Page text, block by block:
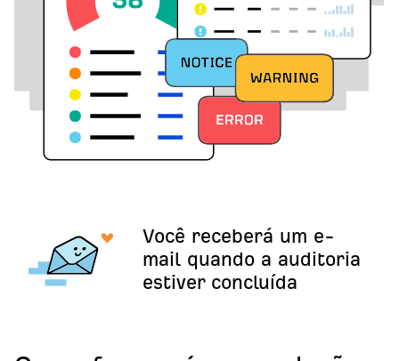
Você receberá um e-
mail quando a auditoria
estiver concluída